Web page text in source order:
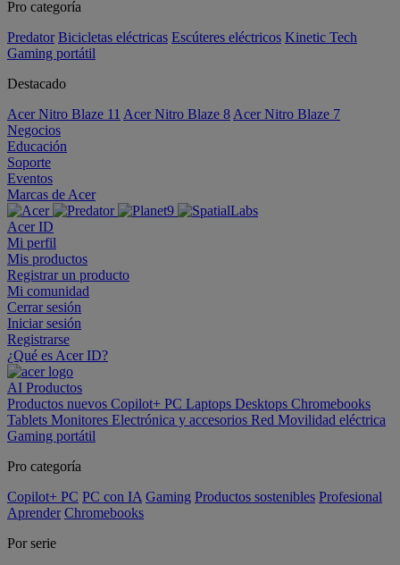
Pro categoría
Predator Bicicletas eléctricas Escúteres eléctricos Kinetic Tech
Gaming portátil
Destacado
Acer Nitro Blaze 11 Acer Nitro Blaze 8 Acer Nitro Blaze 7
Negocios
Educación
Soporte
Eventos
Marcas de Acer
Acer ID
Mi perfil
Mis productos
Registrar un producto
Mi comunidad
Cerrar sesión
Iniciar sesión
Registrarse
¿Qué es Acer ID?
AI Productos
Productos nuevos Copilot+ PC Laptops Desktops Chromebooks
Tablets Monitores Electrónica y accesorios Red Movilidad eléctrica
Gaming portátil
Pro categoría
Copilot+ PC PC con IA Gaming Productos sostenibles Profesional
Aprender Chromebooks
Por serie